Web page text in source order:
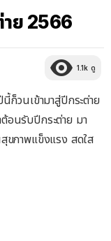
าย 2566
1.1k ดู
วนเข้ามาสู่ปีกระต่าย
อนรับปีกระต่าย มา
ขภาพแข็งแรง สดใส